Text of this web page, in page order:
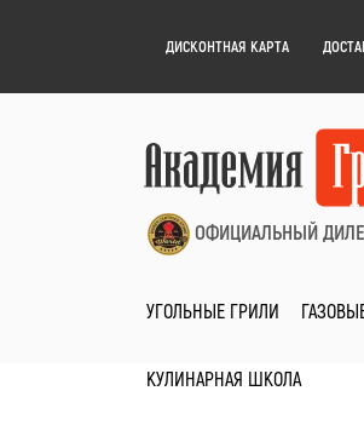
ДИСКОНТНАЯ КАРТА
ОФИЦИАЛЬНЫЙ
УГОЛЬНЫЕ ГРИЛИ
КУЛИНАРНАЯ ШКОЛА